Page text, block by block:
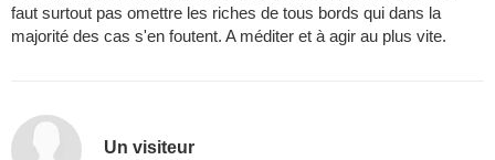
faut surtout pas omettre les riches de tous bords qui dans la
majorité des cas s'en foutent. A méditer et à agir au plus vite.
Un visiteur